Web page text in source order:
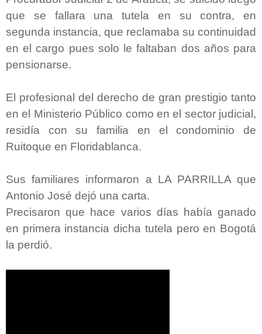
que se fallara una tutela en su contra, en
segunda instancia, que reclamaba su continuidad
en el cargo pues solo le faltaban dos años para
pensionarse.
El profesional del derecho de gran prestigio tanto
en el Ministerio Público como en el sector judicial,
residía con su familia en el condominio de
Ruitoque en Floridablanca.
Sus familiares informaron a LA PARRILLA que
Antonio José dejó una carta.
Precisaron que hace varios días había ganado
en primera instancia dicha tutela pero en Bogotá
la perdió.